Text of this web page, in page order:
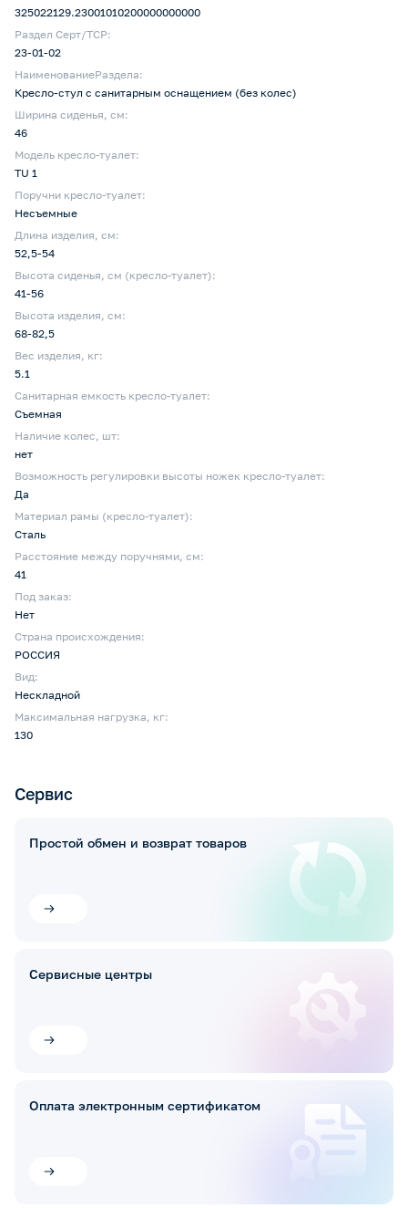
325022129.23001010200000000000
Раздел Серт/ТСР:
23-01-02
НаименованиеРаздела:
Кресло-стул с санитарным оснащением (без колес)
Ширина сиденья, см:
46
Модель кресло-туалет:
TU 1
Поручни кресло-туалет:
Несъемные
Длина изделия, см:
52,5-54
Высота сиденья, см (кресло-туалет):
41-56
Высота изделия, см:
68-82,5
Вес изделия, кг:
5.1
Санитарная емкость кресло-туалет:
Съемная
Наличие колес, шт:
нет
Возможность регулировки высоты ножек кресло-туалет:
Да
Материал рамы (кресло-туалет):
Сталь
Расстояние между поручнями, см:
41
Под заказ:
Нет
Страна происхождения:
РОССИЯ
Вид:
Нескладной
Максимальная нагрузка, кг:
130
Сервис
Простой обмен и возврат товаров
Сервисные центры
Оплата электронным сертификатом